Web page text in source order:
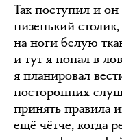
Так поступил и он
низенький
на ноги белую
и тут я попал в
я планировал
посторонних
принять правила
ещё чётче, когда